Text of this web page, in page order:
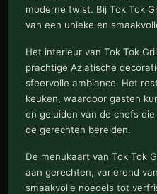
moderne twist. Bij Tok Tok
van een unieke en
Het interieur van Tok Tok
prachtige Aziatische
sfeervolle ambiance. Het
keuken, waardoor gasten
en geluiden van de chefs
de gerechten bereiden.
De menukaart van Tok Tok
aan gerechten, variërend
smaakvolle noedels tot